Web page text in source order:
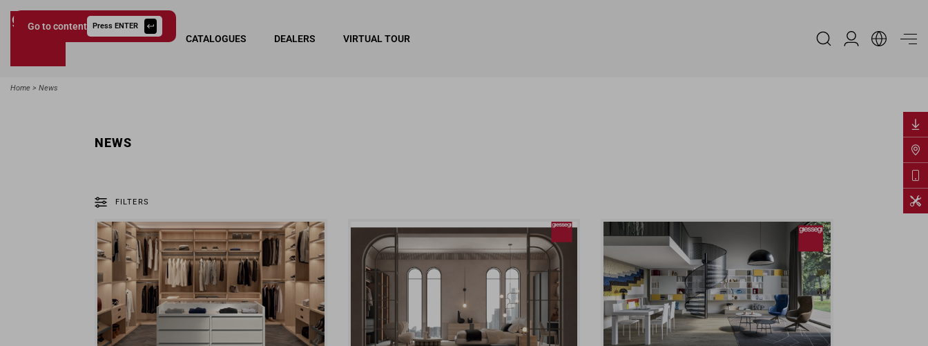
Go to content Press ENTER
COLLECTIONS CATALOGUES DEALERS VIRTUAL TOUR
Reserved Area
Home News
NEWS
FILTERS